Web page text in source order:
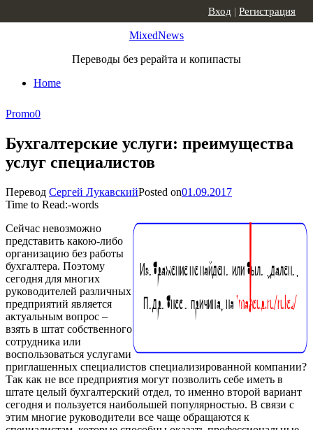
MixedNews
Переводы без рерайта и копипасты
Home
Вход | Регистрация
Promo0
Бухгалтерские услуги: преимущества
услуг специалистов
Перевод Сергей ЛукавскийPosted on01.09.2017
Time to Read:-words
Сейчас невозможно
представить какою-либо
организацию без работы
бухгалтера. Поэтому
сегодня для многих
руководителей различных
предприятий является
актуальным вопрос –
взять в штат собственного
сотрудника или
воспользоваться услугами
приглашенных специалистов специализированной компании?
Так как не все предприятия могут позволить себе иметь в
штате целый бухгалтерский отдел, то именно второй вариант
сегодня и пользуется наибольшей популярностью. В связи с
этим многие руководители все чаще обращаются к